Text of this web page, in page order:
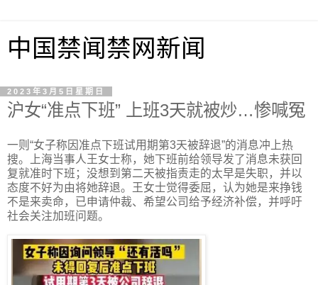
中国禁闻禁网新闻
2023年3月5日星期日
沪女“准点下班” 上班3天就被炒…惨喊冤
一则“女子称因准点下班试用期第3天被辞退”的消息冲上热
搜。上海当事人王女士称，她下班前给领导发了消息未获回
复就准时下班；没想到第二天被指责走的太早是失职，并以
态度不好为由将她辞退。王女士觉得委屈，认为她是来挣钱
不是来卖命，已申请仲裁、希望公司给予经济补偿，并呼吁
社会关注加班问题。